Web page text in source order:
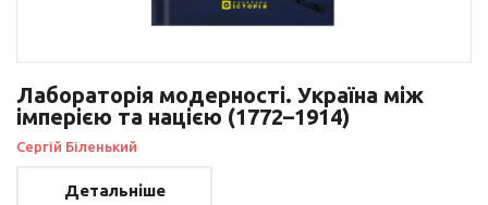
Лабораторія модерності. Україна між
імперією та нацією (1772–1914)
Сергій Біленький
Детальніше